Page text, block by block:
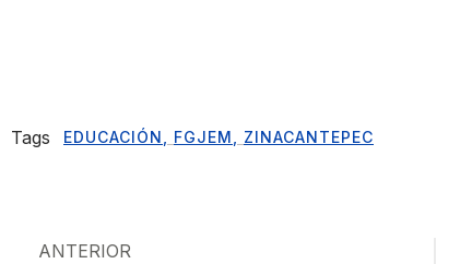
Tags EDUCACIÓN FGJEM ZINACANTEPEC
ANTERIOR